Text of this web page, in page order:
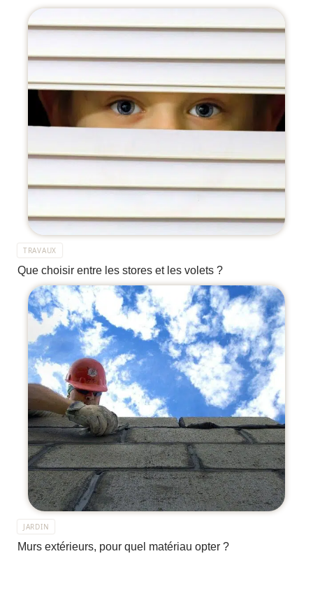
TRAVAUX
Que choisir entre les stores et les volets ?
JARDIN
Murs extérieurs, pour quel matériau opter ?